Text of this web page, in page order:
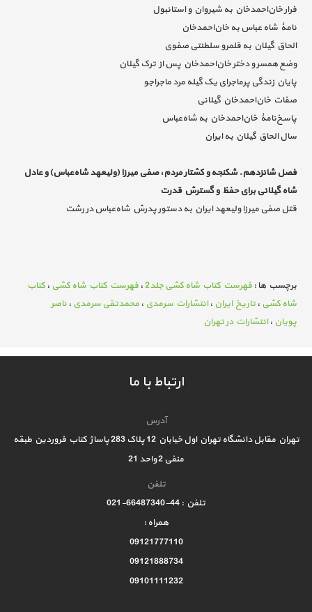
فرار خان‌احمدخان به شیروان و استانبول
نامۀ شاه عباس به خان‌احمدخان
الحاق گیلان به قلمرو سلطنتی صفوی
وضع همسر و دختر خان‌احمدخان پس از ترک گیلان
پایان زندگی پرماجرای یک گیله مرد ماجراجو
صفات خان‌احمدخان گیلانی
پاسخ‌نامۀ خان‌احمدخان به شاه‌عباس
سال‌ الحاق گیلان به ایران
فصل شانزدهم. شکنجه و کشتار مردم، صفی میرزا (ولیعهد شاه‌عباس) و عادل
شاه گیلانی برای حفظ و گسترش قدرت
قتل صفی میرزا ولیعهد ایران به دستور پدرش شاه‌عباس در رشت
برچسب ها : فهرست کتاب شاه کشی جلد2 ، فهرست کتاب شاه کشی ، کتاب
شاه کشی ، تاریخ ایران ،انتشارات سرمدی ، محمدتقی سرمدی ، ناصر
پویان ،انتشارات در تهران
ارتباط با ما
آدرس
تهران مقابل دانشگاه تهران اول خیابان 12 پلاک 283 پاساژ کتاب فروردین طبقه
منفی 2 واحد 21
تلفن
تلفن : 44-66487340-021
همراه :
09121777110
09121888734
09101111232